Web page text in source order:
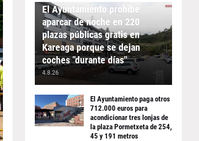
El Ayuntamiento prohíbe
aparcar de noche en 220
plazas públicas gratis en
Kareaga porque se dejan
coches "durante días"
4.8.26
El Ayuntamiento paga otros
712.000 euros para
acondicionar tres lonjas de
la plaza Pormetxeta de 254,
45 y 191 metros